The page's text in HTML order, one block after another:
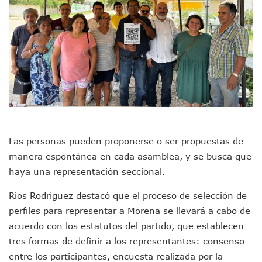
Vecinos De La Playita Reciben A Juan Carlos Castro
Asesinan En Oaxaca Al Periodista Francisco Alejandro
Detienen A Cuatro Hombres Armados En Bucerías;
Yussara Canales Pide Transparencia Sobre Nuevo
Adultos Mayores De Ixtapa Tendrán Una “Casa De Día”
Mujeres Recorren Calles De Ixtapa Para Identificar
Bruno Blancas Convoca A Mesa De Análisis Para La
CUCosta E IMSS Nayarit Avanzan En Acuerdos Para
Dr. Álvarez Zayas Dirige Plan De Salud Animal Y
Por Desaparición Forzada, Expolicías De Nayarit
“El Mayo” Zambada Es Condenado A Morir En Prisión En
Brigada Forense Brindará Atención A Familias De
Vecinos De Vallarta 500 Exponen Queja De Vialidades A
Joven Esgrimista De Puerto Vallarta Asegura Lugar En El
Llegan Camiones “oruga” A Puerto Vallarta Con
Coordinan Operativo Para Las Tradicionales Paseadas
Las personas pueden proponerse o ser propuestas de
manera espontánea en cada asamblea, y se busca que
haya una representación seccional.
Rios Rodríguez destacó que el proceso de selección de
perfiles para representar a Morena se llevará a cabo de
acuerdo con los estatutos del partido, que establecen
tres formas de definir a los representantes: consenso
entre los participantes, encuesta realizada por la